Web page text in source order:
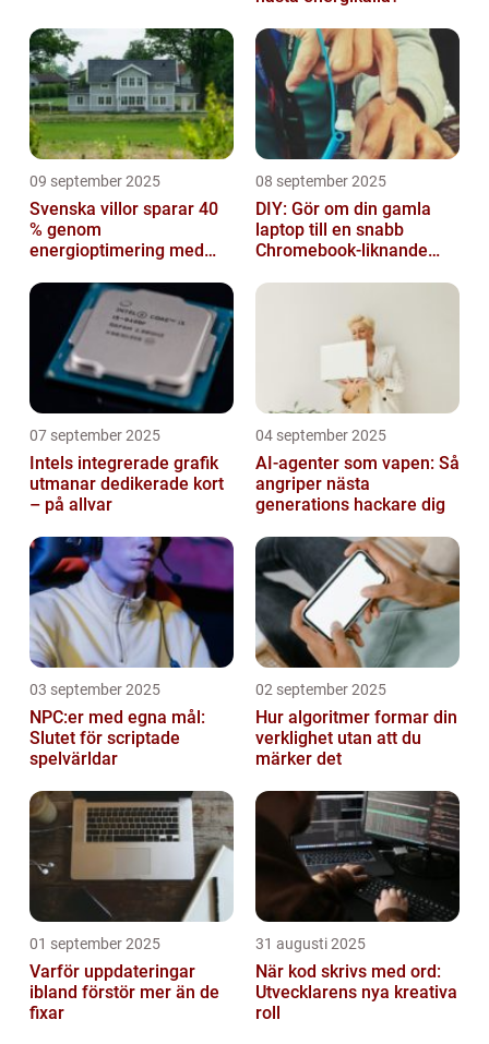
09 september 2025
Svenska villor sparar 40
% genom
energioptimering med
08 september 2025
DIY: Gör om din gamla
laptop till en snabb
Chromebook-liknande
07 september 2025
Intels integrerade grafik
utmanar dedikerade kort
– på allvar
04 september 2025
AI-agenter som vapen: Så
angriper nästa
generations hackare dig
03 september 2025
NPC:er med egna mål:
Slutet för scriptade
spelvärldar
02 september 2025
Hur algoritmer formar din
verklighet utan att du
märker det
01 september 2025
Varför uppdateringar
ibland förstör mer än de
fixar
31 augusti 2025
När kod skrivs med ord:
Utvecklarens nya kreativa
roll